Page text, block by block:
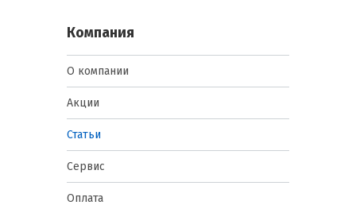
Компания
О компании
Акции
Статьи
Сервис
Оплата